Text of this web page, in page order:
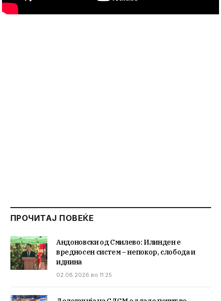
ПРОЧИТАЈ ПОВЕЌЕ
Андоновски од Смилево: Илинден е
вредносен систем – непокор, слобода и
иднина
02.08.2026 во 11:25